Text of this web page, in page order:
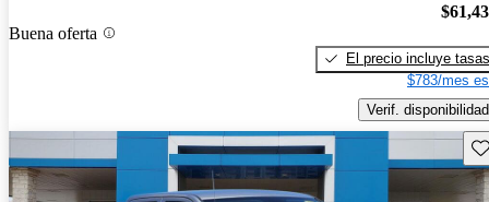
Buena oferta
El precio incluye tasas
$783/mes
Verif. disponibilidad